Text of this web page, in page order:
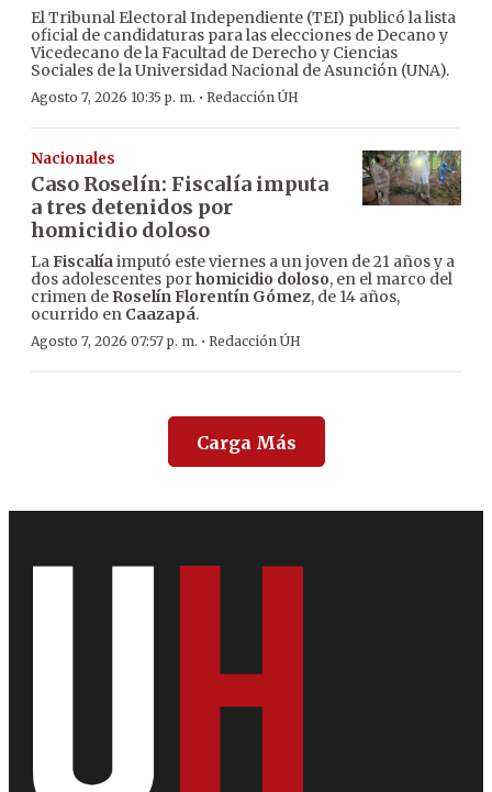
El Tribunal Electoral Independiente (TEI) publicó la lista
oficial de candidaturas para las elecciones de Decano y
Vicedecano de la Facultad de Derecho y Ciencias
Sociales de la Universidad Nacional de Asunción (UNA).
Agosto 7, 2026 10:35 p. m. · Redacción ÚH
Nacionales
Caso Roselín: Fiscalía imputa
a tres detenidos por
homicidio doloso
LaFiscalíaimputó este viernes a un joven de 21 años y a
dos adolescentes porhomicidio doloso, en el marco del
crimen de Roselín Florentín Gómez, de 14 años,
ocurrido en Caazapá.
Agosto 7, 2026 07:57 p. m. · Redacción ÚH
Carga Más